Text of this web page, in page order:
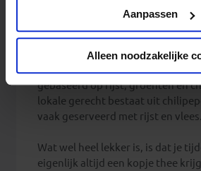
Aanpassen
Alleen noodzakelijke
gebaseerd op rijst, groenten en
lokale gerecht bestaat uit
vaak geserveerd met rijst en vlees.
Wat wel heel lekker is, is dat je
eigenlijk altijd een kopje thee